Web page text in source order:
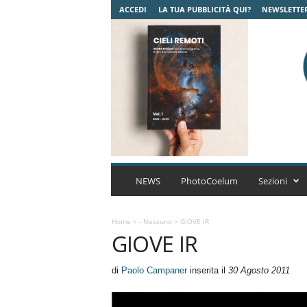
ACCEDI LA TUA PUBBLICITÀ QUI?
C
t
r
NEWS PhotoCoelum Sezioni
Home > - Nessuno> GIOVE IR
GIOVE IR
di Paolo Campanerinserita il 30 Agosto 2011